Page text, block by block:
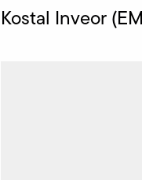
Kostal Inveor